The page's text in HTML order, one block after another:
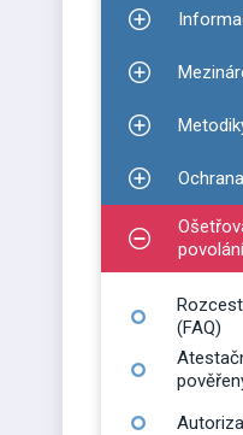
Zobrazit
Zobrazit
Zobrazit
Zobrazit
Zobrazitpovolání
(FAQ)